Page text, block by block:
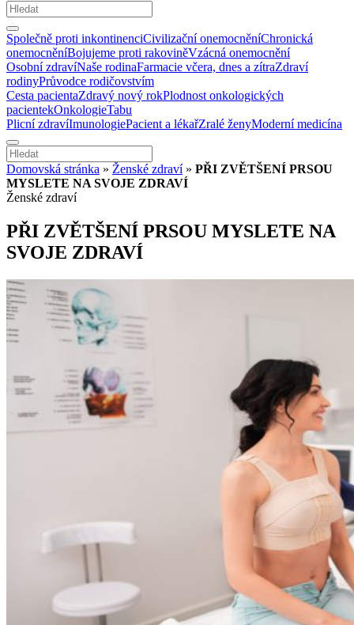
Společně proti inkontinenciCivilizační onemocněníChronická
onemocněníBojujeme proti rakoviněVzácná onemocnění
Osobní zdravíNaše rodinaFarmacie včera, dnes a zítraZdraví
rodinyPrůvodce rodičovstvím
Cesta pacientaZdravý nový rokPlodnost onkologických
pacientekOnkologieTabu
Plicní zdravíImunologiePacient a lékařZralé ženyModerní medicína
Domovská stránka » Ženské zdraví» PŘI ZVĚTŠENÍ PRSOU
MYSLETE NA SVOJE ZDRAVÍ
Ženské zdraví
PŘI ZVĚTŠENÍ PRSOU MYSLETE NA
SVOJE ZDRAVÍ